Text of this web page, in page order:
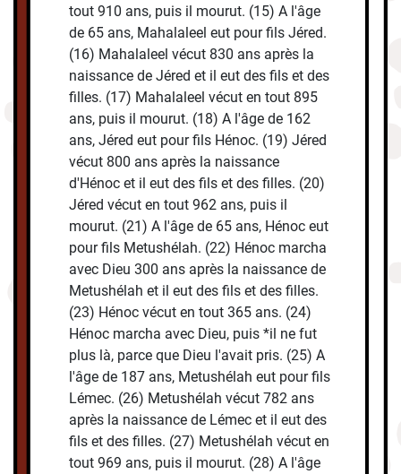
tout 910 ans, puis il mourut. (15) A l'âge
de 65 ans, Mahalaleel eut pour fils Jéred.
(16) Mahalaleel vécut 830 ans après la
naissance de Jéred et il eut des fils et des
filles. (17) Mahalaleel vécut en tout 895
ans, puis il mourut. (18) A l'âge de 162
ans, Jéred eut pour fils Hénoc. (19) Jéred
vécut 800 ans après la naissance
d'Hénoc et il eut des fils et des filles. (20)
Jéred vécut en tout 962 ans, puis il
mourut. (21) A l'âge de 65 ans, Hénoc eut
pour fils Metushélah. (22) Hénoc marcha
avec Dieu 300 ans après la naissance de
Metushélah et il eut des fils et des filles.
(23) Hénoc vécut en tout 365 ans. (24)
Hénoc marcha avec Dieu, puis *il ne fut
plus là, parce que Dieu l'avait pris. (25) A
l'âge de 187 ans, Metushélah eut pour fils
Lémec. (26) Metushélah vécut 782 ans
après la naissance de Lémec et il eut des
fils et des filles. (27) Metushélah vécut en
tout 969 ans, puis il mourut. (28) A l'âge